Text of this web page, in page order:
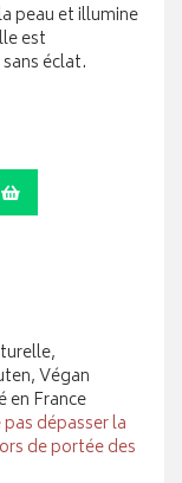
peau et illumine
est
éclat.
Végan
en France
pas dépasser la
de portée des